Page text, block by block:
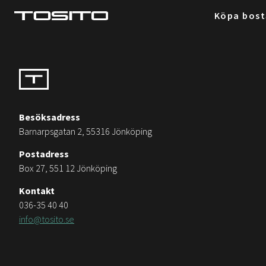
Köpa
Besöksadress
Barnarpsgatan 2, 55316 Jönköping
Postadress
Box 27, 551 12 Jönköping
Kontakt
036-35 40 40
info@tosito.se